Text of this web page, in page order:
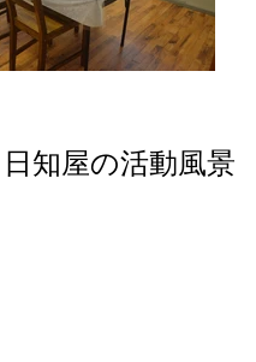
知屋の活動風景